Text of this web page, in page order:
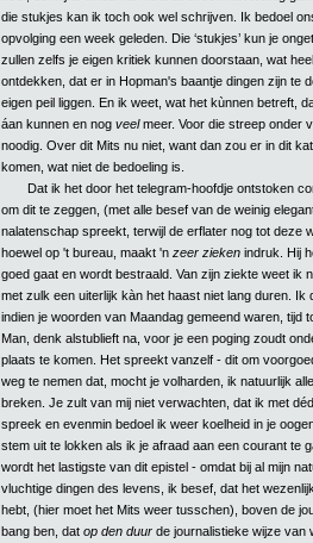
die stukjes kan ik toch ook wel schrijven. Ik bedoel
opvolging een week geleden. Die ‘stukjes’ kun je
zullen zelfs je eigen kritiek kunnen doorstaan, wat
ontdekken, dat er in Hopman's baantje dingen zijn te
eigen peil liggen. En ik weet, wat het kùnnen betreft,
áan kunnen en nog veelmeer. Voor die streep onder
noodig. Over dit Mits nu niet, want dan zou er in dit
komen, wat niet de bedoeling is.
Dat ik het door het telegram-hoofdje ontstoken
om dit te zeggen, (met alle besef van de weinig
nalatenschap spreekt, terwijl de erflater nog tot deze
hoewel op 't bureau, maakt 'n zeer zieken indruk. Hij
goed gaat en wordt bestraald. Van zijn ziekte weet ik
met zulk een uiterlijk kàn het haast niet lang duren. Ik
indien je woorden van Maandag gemeend waren, tijd
Man, denk alstublieft na, voor je een poging zoudt
plaats te komen. Het spreekt vanzelf - dit om
weg te nemen dat, mocht je volharden, ik natuurlijk
breken. Je zult van mij niet verwachten, dat ik met
spreek en evenmin bedoel ik weer koelheid in je
stem uit te lokken als ik je afraad aan een courant te
wordt het lastigste van dit epistel - omdat bij al mijn
vluchtige dingen des levens, ik besef, dat het
hebt, (hier moet het Mits weer tusschen), boven de
bang ben, dat op den duur de journalistieke wijze van